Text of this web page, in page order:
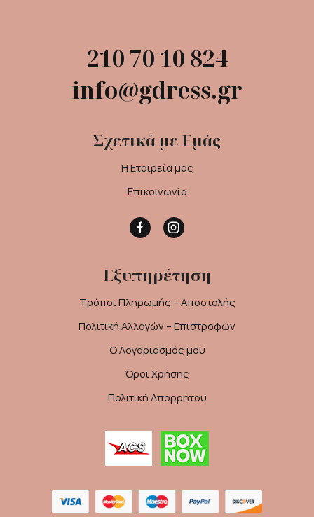
210 70 10 824
info@gdress.gr
Σχετικά με Εμάς
Η Εταιρεία μας
Επικοινωνία
FacebookInstagram
Εξυπηρέτηση
Τρόποι Πληρωμής – Αποστολής
Πολιτική Αλλαγών – Επιστροφών
Ο Λογαριασμός μου
Όροι Χρήσης
Πολιτική Απορρήτου